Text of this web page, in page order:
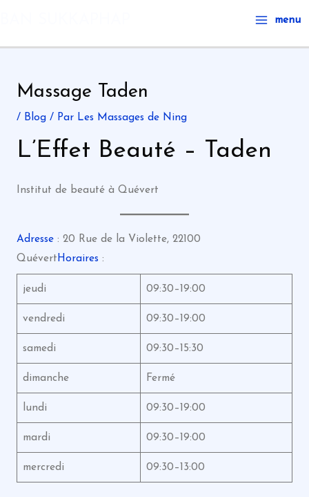
contenu
Main
Menu
menu
Massage Taden
/ Blog/ Par Les Massages de Ning
L’Effet Beauté – Taden
Institut de beauté à Quévert
Adresse: 20 Rue de la Violette, 22100
Quévert Horaires :
jeudi 09:30–19:00
vendredi 09:30–19:00
samedi 09:30–15:30
dimanche Fermé
lundi 09:30–19:00
mardi 09:30–19:00
mercredi 09:30–13:00